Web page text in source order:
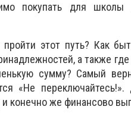
покупать для школы
этот путь? Как
а также
сумму? Самый
«Не переключайтесь!».
конечно же финансово